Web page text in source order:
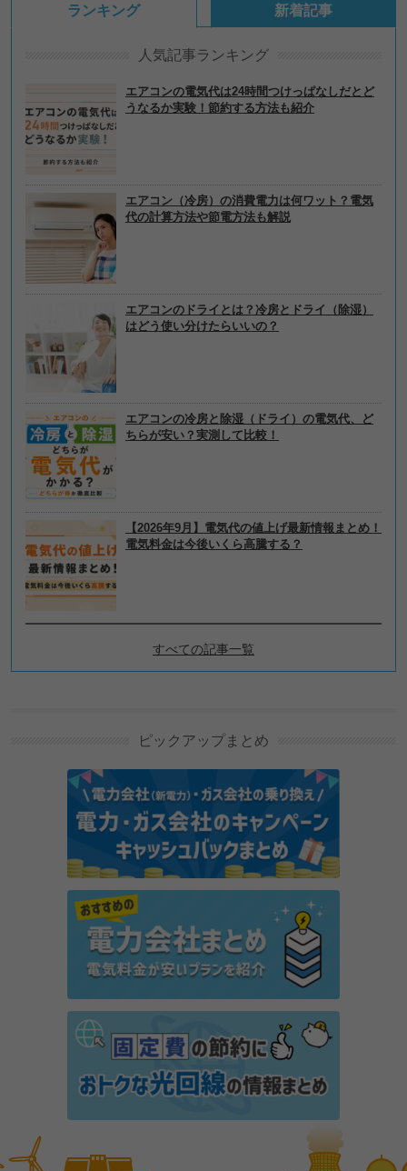
ランキング
人気記事ランキング
エアコンの電気代は24時間つけっぱなしだとど
うなるか実験！節約する方法も紹介
エアコン（冷房）の消費電力は何ワット？電気
代の計算方法や節電方法も解説
エアコンのドライとは？冷房とドライ（除湿）
はどう使い分けたらいいの？
エアコンの冷房と除湿（ドライ）の電気代、ど
ちらが安い？実測して比較！
【2026年9月】電気代の値上げ最新情報まとめ！
電気料金は今後いくら高騰する？
すべての記事一覧
新着記事
GMOのとくとくBBでんき・とくとくBBガスを解
ポイ活アプリ「でんきWALK」とは？歩くだけで本当
に電気代が安くなるか解説
オクトパスエナジーとENEOSでんきを比較！電気料
金やプランの違いは？
楽天でんきの「オール電化プラン」は高い？デメリッ
トは？
ベルメゾンでんきの電気料金は高い？メリット・デメ
ピックアップまとめ